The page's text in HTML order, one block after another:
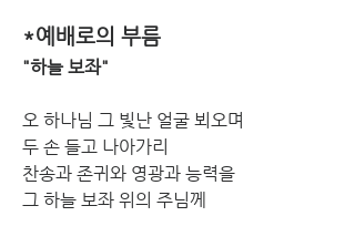
*예배로의 부름
"하늘 보좌"
오 하나님 그 빛난 얼굴 뵈오며
두 손 들고 나아가리
찬송과 존귀와 영광과 능력을
그 하늘 보좌 위의 주님께